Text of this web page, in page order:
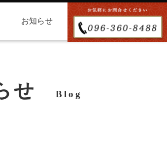
お知らせ
せ Blog